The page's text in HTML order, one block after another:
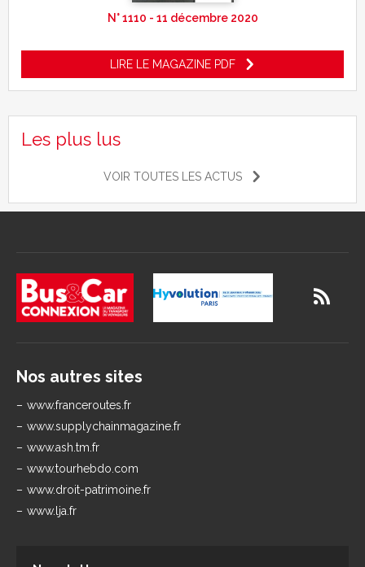
N° 1110 - 11 décembre 2020
LIRE LE MAGAZINE PDF
Les plus lus
VOIR TOUTES LES ACTUS
Nos autres sites
www.franceroutes.fr
www.supplychainmagazine.fr
www.ash.tm.fr
www.tourhebdo.com
www.droit-patrimoine.fr
www.lja.fr